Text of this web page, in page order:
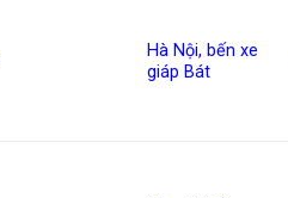
Hà Nội, bến xe
giáp Bát